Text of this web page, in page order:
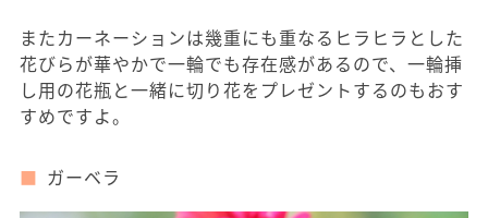
またカーネーションは幾重にも重なるヒラヒラとした
花びらが華やかで一輪でも存在感があるので、一輪挿
し用の花瓶と一緒に切り花をプレゼントするのもおす
すめですよ。
ガーベラ